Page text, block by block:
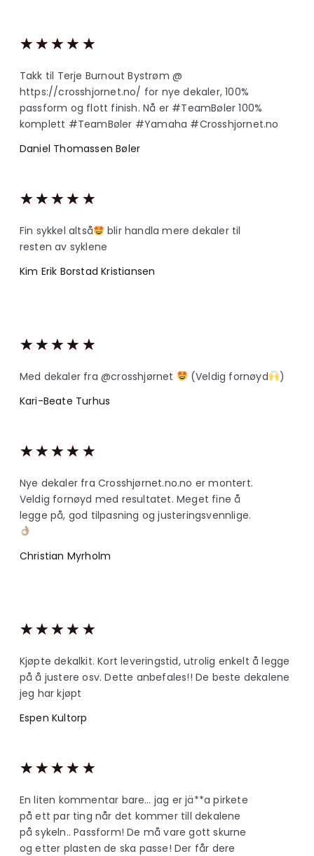
★ ★ ★ ★ ★
Takk til Terje Burnout Bystrøm @
https://crosshjornet.no/ for nye dekaler, 100%
passform og flott finish. Nå er #TeamBøler 100%
komplett #TeamBøler #Yamaha #Crosshjornet.no
Daniel Thomassen Bøler
★ ★ ★ ★ ★
Fin sykkel altså
blir handla mere dekaler til
resten av syklene
Kim Erik Borstad Kristiansen
★ ★ ★ ★ ★
Med dekaler fra @crosshjørnet (Veldig fornøyd
)
Kari-Beate Turhus
★ ★ ★ ★ ★
Nye dekaler fra Crosshjørnet.no.no er montert.
Veldig fornøyd med resultatet. Meget fine å
legge på, god tilpasning og justeringsvennlige.
Christian Myrholm
★ ★ ★ ★ ★
Kjøpte dekalkit. Kort leveringstid, utrolig enkelt å legge
på å justere osv. Dette anbefales!! De beste dekalene
jeg har kjøpt
Espen Kultorp
★ ★ ★ ★ ★
En liten kommentar bare… jag er jä**a pirkete
på ett par ting når det kommer till dekalene
på sykeln.. Passform! De må vare gott skurne
og etter plasten de ska passe! Der får dere